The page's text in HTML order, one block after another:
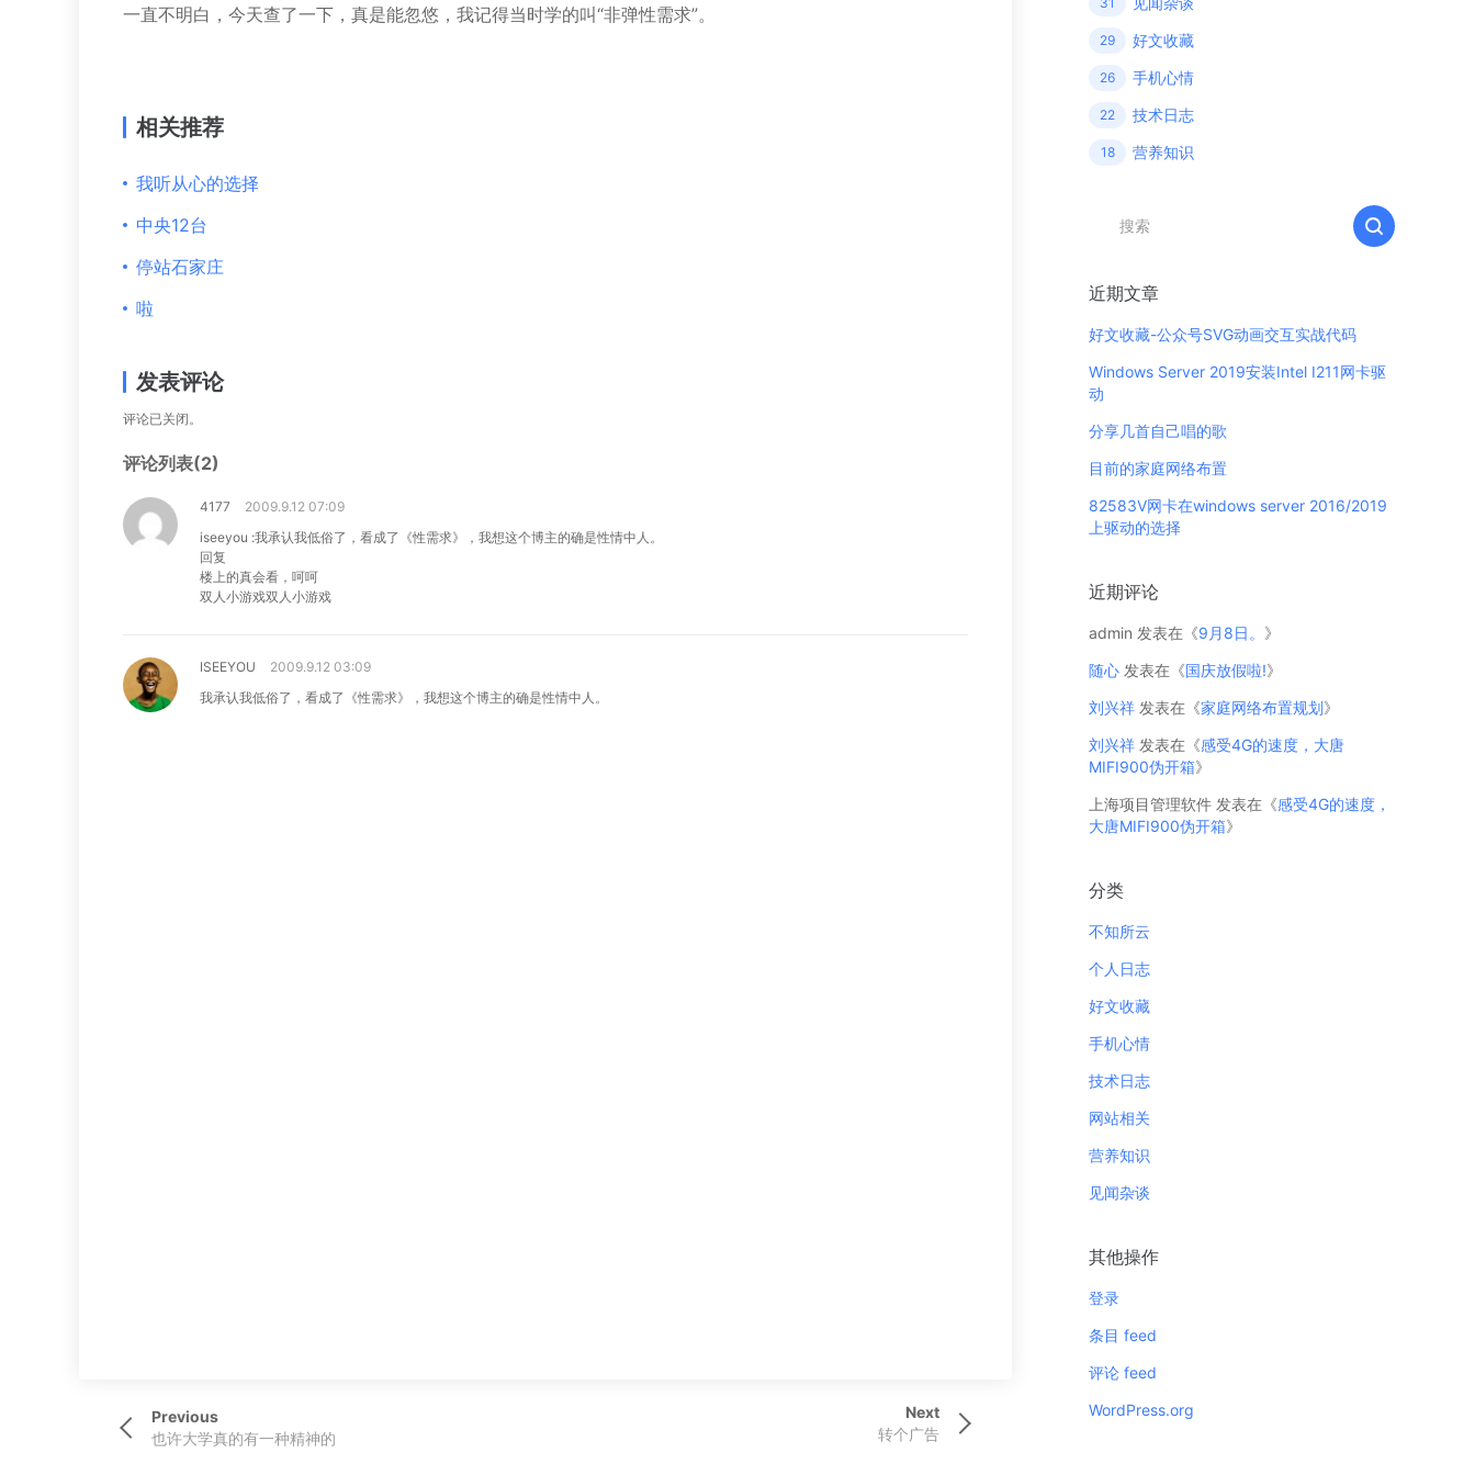
一直不明白，今天查了一下，真是能忽悠，我记得当时学的叫“非弹性需求”。
相关推荐
我听从心的选择
中央12台
停站石家庄
啦
发表评论
评论已关闭。
评论列表(2)
4177
2009.9.12 07:09
iseeyou :我承认我低俗了，看成了《性需求》，我想这个博主的确是性情中人。
回复
楼上的真会看，呵呵
双人小游戏双人小游戏
ISEEYOU
2009.9.12 03:09
我承认我低俗了，看成了《性需求》，我想这个博主的确是性情中人。
文
章
Previous
Post
Previous
也许大学真的有一种精神的
Next
Post
Next
转个广告
29 好文收藏
26 手机心情
22 技术日志
18 营养知识
近期文章
好文收藏-公众号SVG动画交互实战代码
Windows Server 2019安装Intel I211网卡驱
动
分享几首自己唱的歌
目前的家庭网络布置
82583V网卡在windows server 2016/2019
上驱动的选择
近期评论
admin 发表在《9月8日。 》
随心 发表在《国庆放假啦!》
刘兴祥 发表在《家庭网络布置规划》
刘兴祥 发表在《感受4G的速度，大唐
MIFI900伪开箱》
上海项目管理软件 发表在《感受4G的速度，
大唐MIFI900伪开箱》
分类
不知所云
个人日志
好文收藏
手机心情
技术日志
网站相关
营养知识
见闻杂谈
其他操作
登录
条目 feed
评论 feed
WordPress.org